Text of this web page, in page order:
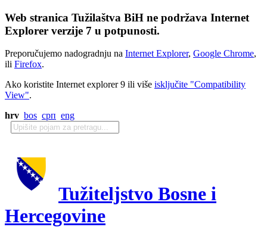
Web stranica Tužilaštva BiH ne podržava Internet
Explorer verzije 7 u potpunosti.
Preporučujemo nadogradnju na Internet Explorer, Google Chrome,
ili Firefox.
Ako koristite Internet explorer 9 ili više isključite "Compatibility
View".
hrv bos срп eng
Tužiteljstvo Bosne i
Hercegovine